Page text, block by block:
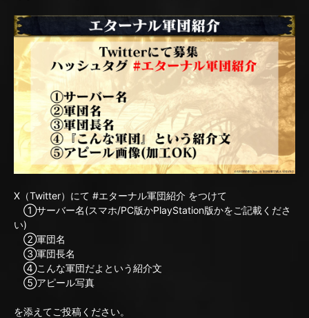
X（Twitter）にて #エターナル軍団紹介 をつけて
①サーバー名(スマホ/PC版かPlayStation版かをご記載くださ
い)
②軍団名
③軍団長名
④こんな軍団だよという紹介文
⑤アピール写真
を添えてご投稿ください。